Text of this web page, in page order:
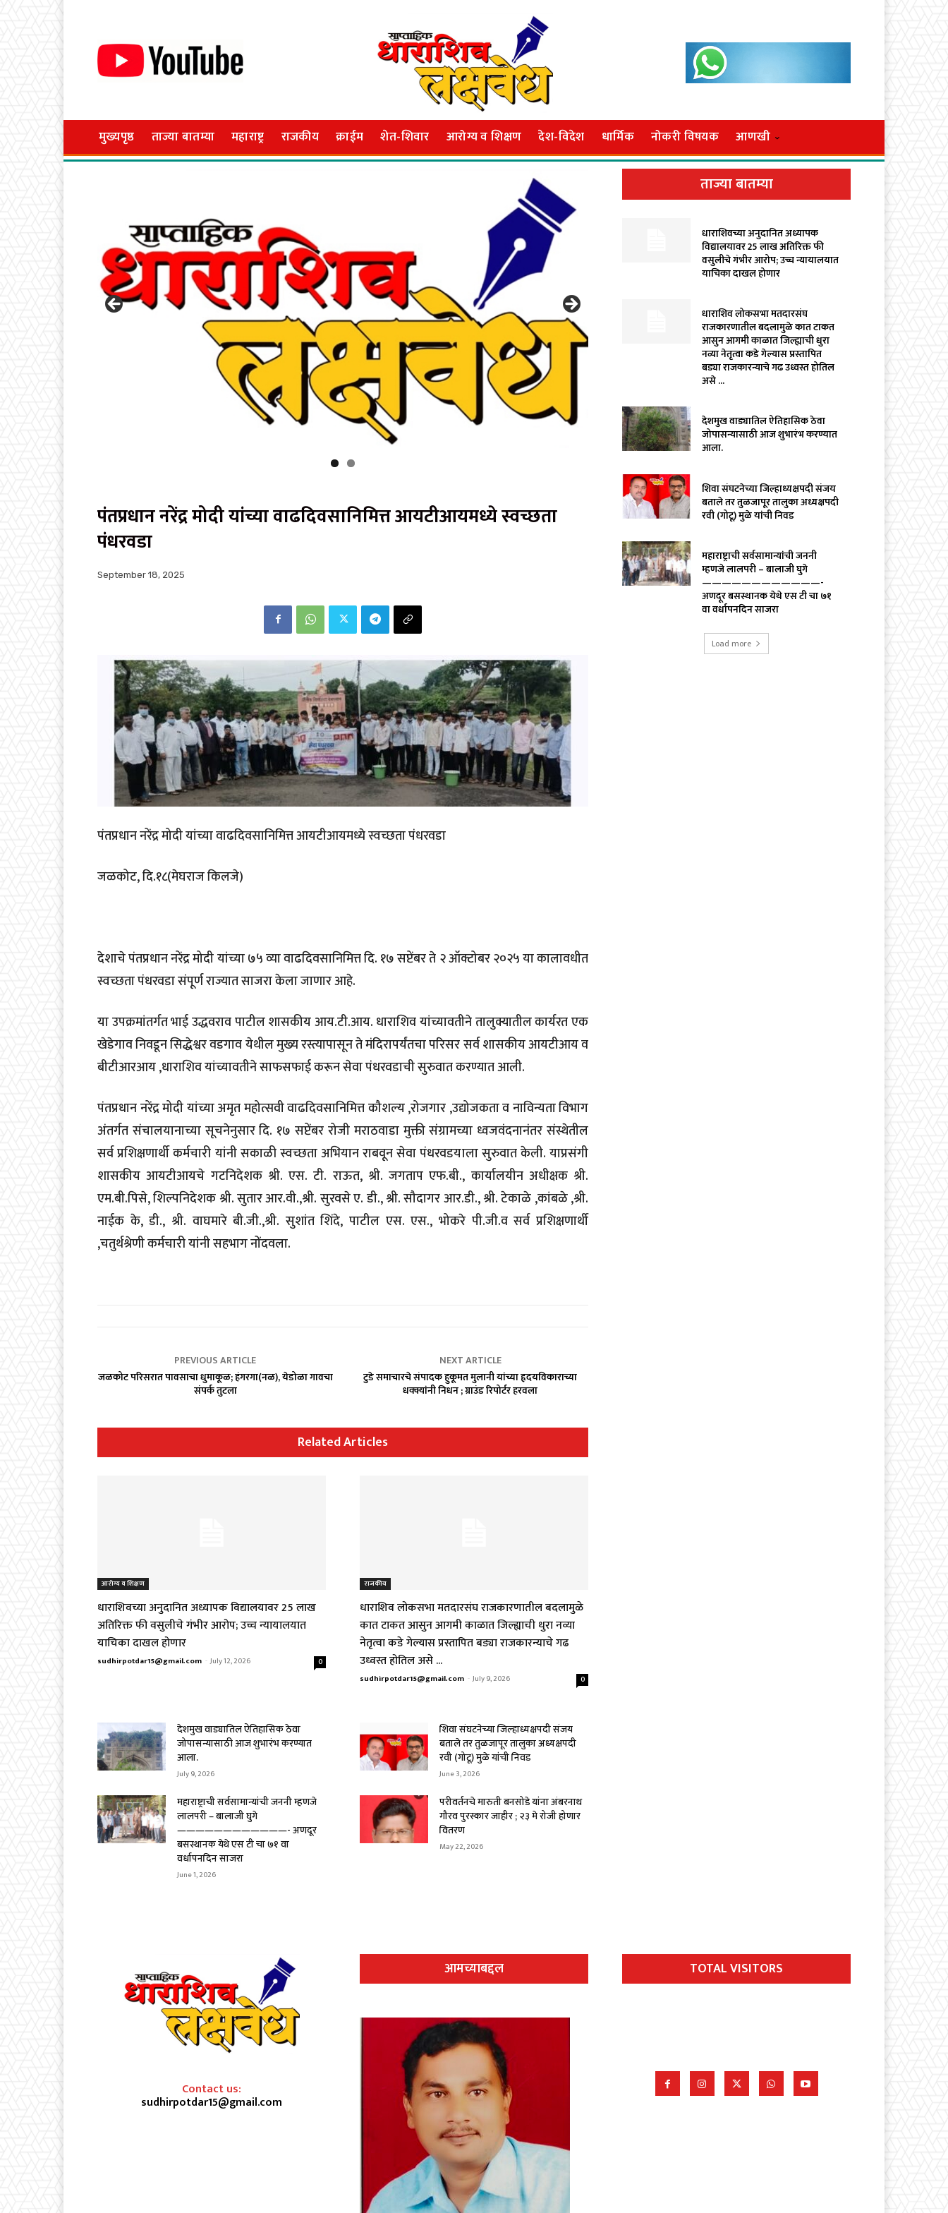
मुख्यपृष्ठ ताज्या बातम्या महाराष्ट्र राजकीय क्राईम शेत-शिवार आरोग्य व शिक्षण देश-विदेश धार्मिक नोकरी विषयक आणखी
पंतप्रधान नरेंद्र मोदी यांच्या वाढदिवसानिमित्त आयटीआयमध्ये स्वच्छता
पंधरवडा
September 18, 2025
पंतप्रधान नरेंद्र मोदी यांच्या वाढदिवसानिमित्त आयटीआयमध्ये स्वच्छता पंधरवडा
जळकोट, दि.१८(मेघराज किलजे)
देशाचे पंतप्रधान नरेंद्र मोदी यांच्या ७५ व्या वाढदिवसानिमित्त दि. १७ सप्टेंबर ते २ ऑक्टोबर २०२५ या कालावधीत
स्वच्छता पंधरवडा संपूर्ण राज्यात साजरा केला जाणार आहे.
या उपक्रमांतर्गत भाई उद्धवराव पाटील शासकीय आय.टी.आय. धाराशिव यांच्यावतीने तालुक्यातील कार्यरत एक
खेडेगाव निवडून सिद्धेश्वर वडगाव येथील मुख्य रस्त्यापासून ते मंदिरापर्यंतचा परिसर सर्व शासकीय आयटीआय व
बीटीआरआय ,धाराशिव यांच्यावतीने साफसफाई करून सेवा पंधरवडाची सुरुवात करण्यात आली.
पंतप्रधान नरेंद्र मोदी यांच्या अमृत महोत्सवी वाढदिवसानिमित्त कौशल्य ,रोजगार ,उद्योजकता व नाविन्यता विभाग
अंतर्गत संचालयानाच्या सूचनेनुसार दि. १७ सप्टेंबर रोजी मराठवाडा मुक्ती संग्रामच्या ध्वजवंदनानंतर संस्थेतील
सर्व प्रशिक्षणार्थी कर्मचारी यांनी सकाळी स्वच्छता अभियान राबवून सेवा पंधरवडयाला सुरुवात केली. याप्रसंगी
शासकीय आयटीआयचे गटनिदेशक श्री. एस. टी. राऊत, श्री. जगताप एफ.बी., कार्यालयीन अधीक्षक श्री.
एम.बी.पिसे, शिल्पनिदेशक श्री. सुतार आर.वी.,श्री. सुरवसे ए. डी., श्री. सौदागर आर.डी., श्री. टेकाळे ,कांबळे ,श्री.
नाईक के, डी., श्री. वाघमारे बी.जी.,श्री. सुशांत शिंदे, पाटील एस. एस., भोकरे पी.जी.व सर्व प्रशिक्षणार्थी
,चतुर्थश्रेणी कर्मचारी यांनी सहभाग नोंदवला.
PREVIOUS ARTICLE
जळकोट परिसरात पावसाचा धुमाकूळ; हंगरगा(नळ), येडोळा गावचा
संपर्क तुटला
NEXT ARTICLE
टुडे समाचारचे संपादक हुकूमत मुलानी यांच्या हृदयविकाराच्या
धक्क्यांनी निधन ; ग्राउंड रिपोर्टर हरवला
Related Articles
आरोग्य व शिक्षण
धाराशिवच्या अनुदानित अध्यापक विद्यालयावर ₹25 लाख
अतिरिक्त फी वसुलीचे गंभीर आरोप; उच्च न्यायालयात
याचिका दाखल होणार
sudhirpotdar15@gmail.com - July 12, 2026 0
राजकीय
धाराशिव लोकसभा मतदारसंघ राजकारणातील बदलामुळे
कात टाकत आसुन आगमी काळात जिल्ह्याची धुरा नव्या
नेतृत्वा कडे गेल्यास प्रस्तापित बड्या राजकारन्याचे गढ
उध्वस्त होतिल असे ...
sudhirpotdar15@gmail.com - July 9, 2026 0
देशमुख वाड्यातिल ऐतिहासिक ठेवा
जोपासन्यासाठी आज शुभारंभ करण्यात
आला.
July 9, 2026
शिवा संघटनेच्या जिल्हाध्यक्षपदी संजय
बताले तर तुळजापूर तालुका अध्यक्षपदी
रवी (गोटू) मुळे यांची निवड
June 3, 2026
महाराष्ट्राची सर्वसामान्यांची जननी म्हणजे
लालपरी – बालाजी घुगे
————————————- अणदूर
बसस्थानक येथे एस टी चा ७१ वा
वर्धापनदिन साजरा
June 1, 2026
परीवर्तनचे मारुती बनसोडे यांना अंबरनाथ
गौरव पुरस्कार जाहीर ; २३ मे रोजी होणार
वितरण
May 22, 2026
ताज्या बातम्या
धाराशिवच्या अनुदानित अध्यापक
विद्यालयावर ₹25 लाख अतिरिक्त फी
वसुलीचे गंभीर आरोप; उच्च न्यायालयात
याचिका दाखल होणार
धाराशिव लोकसभा मतदारसंघ
राजकारणातील बदलामुळे कात टाकत
आसुन आगमी काळात जिल्ह्याची धुरा
नव्या नेतृत्वा कडे गेल्यास प्रस्तापित
बड्या राजकारन्याचे गढ उध्वस्त होतिल
असे ...
देशमुख वाड्यातिल ऐतिहासिक ठेवा
जोपासन्यासाठी आज शुभारंभ करण्यात
आला.
शिवा संघटनेच्या जिल्हाध्यक्षपदी संजय
बताले तर तुळजापूर तालुका अध्यक्षपदी
रवी (गोटू) मुळे यांची निवड
महाराष्ट्राची सर्वसामान्यांची जननी
म्हणजे लालपरी – बालाजी घुगे
————————————-
अणदूर बसस्थानक येथे एस टी चा ७१
वा वर्धापनदिन साजरा
Load more
Contact us:
sudhirpotdar15@gmail.com
आमच्याबद्दल TOTAL VISITORS